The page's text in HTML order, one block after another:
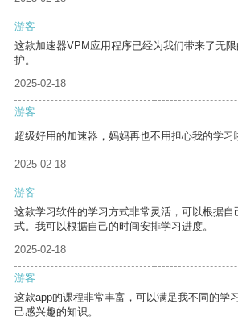
游客
这款加速器VPM应用程序已经为我们带来了无
护。
2025-02-18
游客
超级好用的加速器，妈妈再也不用担心我的学习
2025-02-18
游客
这款学习软件的学习方式非常灵活，可以根据自
式。我可以根据自己的时间安排学习进度。
2025-02-18
游客
这款app的课程非常丰富，可以满足我不同的学
己感兴趣的知识。